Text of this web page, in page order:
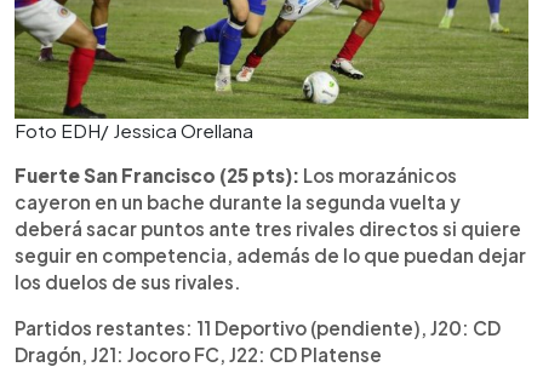
Foto EDH/ Jessica Orellana
Fuerte San Francisco (25 pts): Los morazánicos
cayeron en un bache durante la segunda vuelta y
deberá sacar puntos ante tres rivales directos si quiere
seguir en competencia, además de lo que puedan dejar
los duelos de sus rivales.
Partidos restantes: 11 Deportivo (pendiente), J20: CD
Dragón, J21: Jocoro FC, J22: CD Platense